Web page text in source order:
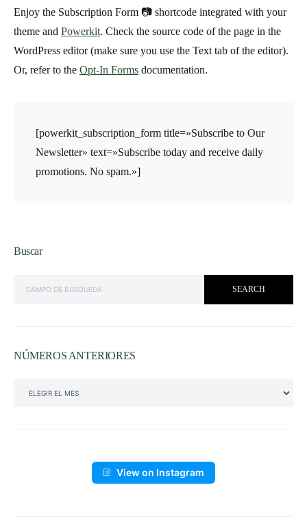
Enjoy the Subscription Form 📷 shortcode integrated with your
theme and Powerkit. Check the source code of the page in the
WordPress editor (make sure you use the Text tab of the editor).
Or, refer to the Opt-In Forms documentation.
[powerkit_subscription_form title=»Subscribe to Our
Newsletter» text=»Subscribe today and receive daily
promotions. No spam.»]
Buscar
SEARCH
NÚMEROS ANTERIORES
View on Instagram